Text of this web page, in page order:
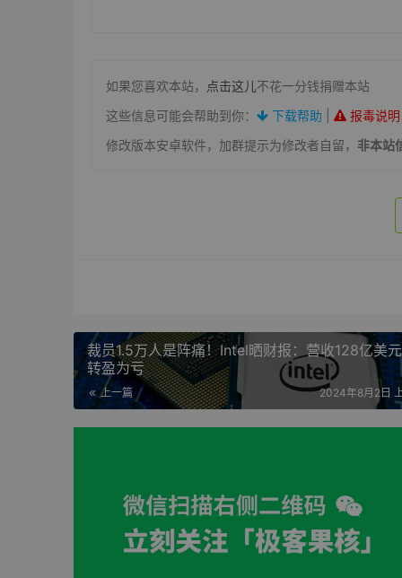
如果您喜欢本站， 点击这儿不花一分钱捐赠本站
这些信息可能会帮助到你：
下载帮助 报毒说明
修改版本安卓软件，加群提示为修改者自留， 非本站
裁员1.5万人是阵痛！Intel晒财报：营收128亿美
转盈为亏
上一篇 2024年8月2日